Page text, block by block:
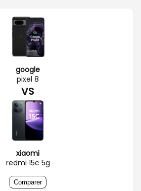
google
pixel 8
VS
xiaomi
redmi 15c 5g
Comparer